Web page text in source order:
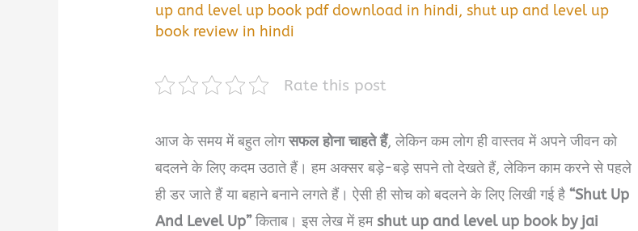
up and level up book pdf download in hindi,shut up and level up
book review in hindi
Rate this post
आज के समय में बहुत लोगसफल होना चाहते हैं, लेकिन कम लोग ही वास्तव में अपने जीवन को
बदलने के लिए कदम उठाते हैं। हम अक्सर बड़े-बड़े सपने तो देखते हैं, लेकिन काम करने से पहले
ही डर जाते हैं या बहाने बनाने लगते हैं। ऐसी ही सोच को बदलने के लिए लिखी गई है“Shut Up
And Level Up”किताब। इस लेख में हमshut up and level up book by jai